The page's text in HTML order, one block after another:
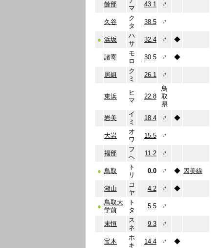
餘部
マ
43.1 〃
久谷
ク
タ
38.5 〃
● 浜坂
ハ
サ
32.4 〃 ◆
諸寄
モ
ロ
30.5 〃 ◆
居組
ク
ミ
26.1 〃
東浜
ヒ
マ
22.8
鳥
取
県
岩美
イ
ミ
18.4 〃 ◆
大岩
オ
ワ
15.5 〃
福部
フ
ヘ
11.2 〃
● 鳥取
ト
リ
0.0 〃 ◆ 因美線
湖山
コ
ヤ
4.2 〃 ◆
●
鳥取大
学前
ト
タ
5.5 〃
末恒
ス
ネ
9.3 〃
宝木
ホ
キ
14.4 〃 ◆